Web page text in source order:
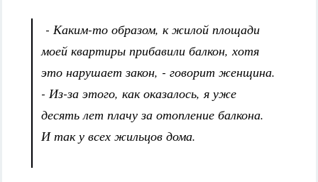
- Каким-то образом, к жилой площади
моей квартиры прибавили балкон, хотя
это нарушает закон, - говорит женщина.
- Из-за этого, как оказалось, я уже
десять лет плачу за отопление балкона.
И так у всех жильцов дома.